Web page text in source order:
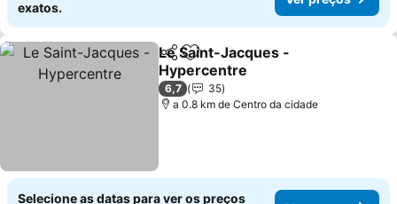
exatos.
PartilharAdicionar aos favoritos
Le Saint-Jacques -
Hypercentre
6,7
35
a 0.8 km de Centro da cidade
Selecione as datas para ver os preços